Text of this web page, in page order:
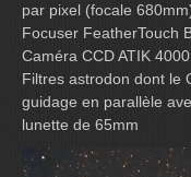
par pixel (focale
Focuser FeatherTouch
Caméra CCD ATIK 4000
Filtres astrodon dont le
guidage en parallèle
lunette de 65mm